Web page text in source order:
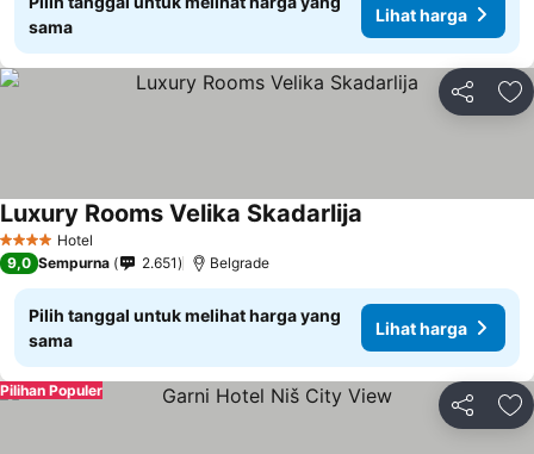
sama
Lihat harga
Bagikan
4 BintangHotel
Luxury Rooms Velika Skadarlija
9,0 Sempurna 2.651 Belgrade
Pilih tanggal untuk melihat harga yang
sama
Lihat harga
Bagikan
Pilihan Populer